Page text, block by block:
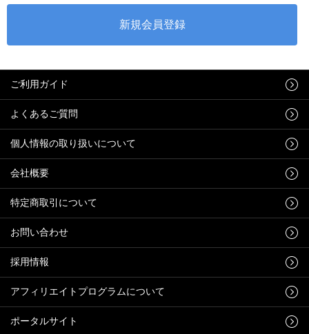
ご利用ガイド
よくあるご質問
個人情報の取り扱いについて
会社概要
特定商取引について
お問い合わせ
採用情報
アフィリエイトプログラムについて
ポータルサイト